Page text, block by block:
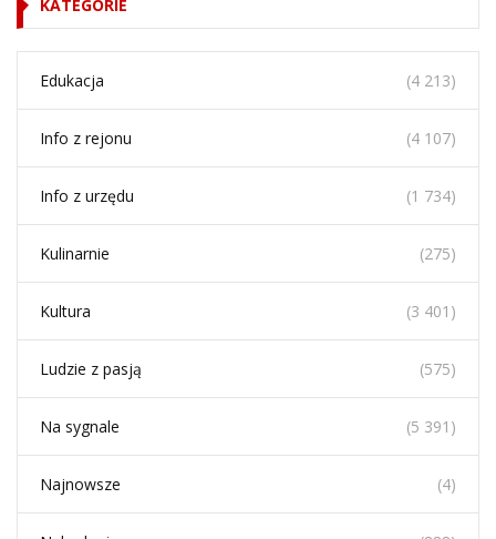
KATEGORIE
Edukacja (4 213)
Info z rejonu (4 107)
Info z urzędu (1 734)
Kulinarnie (275)
Kultura (3 401)
Ludzie z pasją (575)
Na sygnale (5 391)
Najnowsze (4)